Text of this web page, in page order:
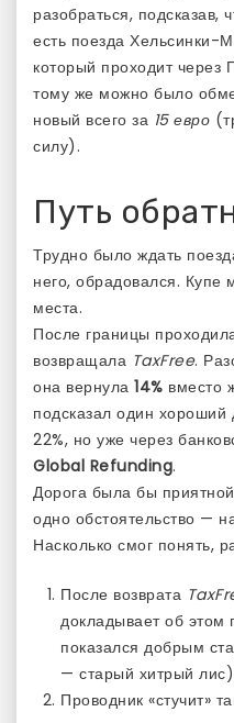
разобраться, подсказав,
есть поезда Хельсинки-
который проходит
тому же можно было
новый всего за 15 евро
силу).
Путь
Трудно было ждать
него, обрадовался. Купе
места.
После границы
возвращала TaxFree.
она вернула 14% вместо
подсказал один хороший
22%, но уже через
Global Refunding.
Дорога была бы
одно обстоятельство —
Насколько смог понять,
После возврата
докладывает об этом
показался добрым
— старый хитрый
Проводник «стучит»